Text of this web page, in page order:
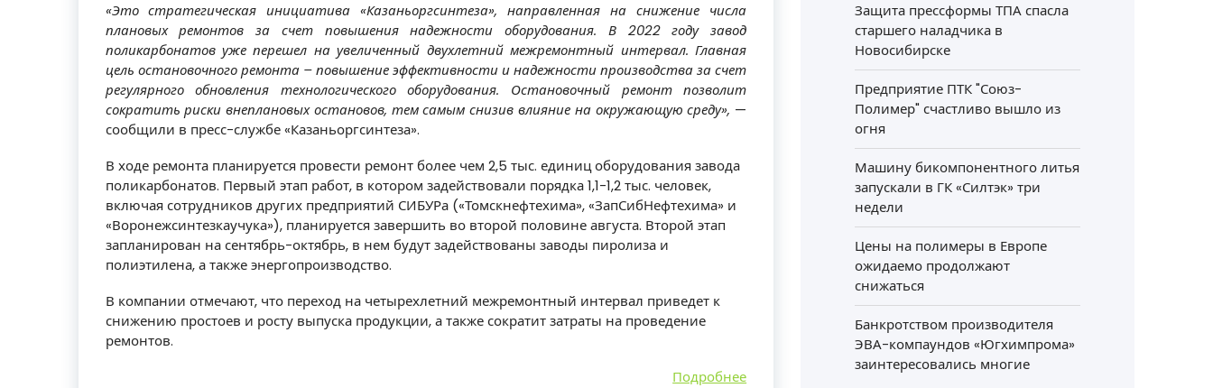
«Это стратегическая инициатива «Казаньоргсинтеза», направленная на снижение числа
плановых ремонтов за счет повышения надежности оборудования. В 2022 году завод
поликарбонатов уже перешел на увеличенный двухлетний межремонтный интервал. Главная
цель остановочного ремонта – повышение эффективности и надежности производства за счет
регулярного обновления технологического оборудования. Остановочный ремонт позволит
сократить риски внеплановых остановов, тем самым снизив влияние на окружающую среду», —
сообщили в пресс-службе «Казаньоргсинтеза».
В ходе ремонта планируется провести ремонт более чем 2,5 тыс. единиц оборудования завода
поликарбонатов. Первый этап работ, в котором задействовали порядка 1,1-1,2 тыс. человек,
включая сотрудников других предприятий СИБУРа («Томскнефтехима», «ЗапСибНефтехима» и
«Воронежсинтезкаучука»), планируется завершить во второй половине августа. Второй этап
запланирован на сентябрь-октябрь, в нем будут задействованы заводы пиролиза и
полиэтилена, а также энергопроизводство.
В компании отмечают, что переход на четырехлетний межремонтный интервал приведет к
снижению простоев и росту выпуска продукции, а также сократит затраты на проведение
ремонтов.
Подробнее
Защита прессформы ТПА спасла
старшего наладчика в
Новосибирске
Предприятие ПТК "Союз-
Полимер" счастливо вышло из
огня
Машину бикомпонентного литья
запускали в ГК «Силтэк» три
недели
Цены на полимеры в Европе
ожидаемо продолжают
снижаться
Банкротством производителя
ЭВА-компаундов «Югхимпрома»
заинтересовались многие